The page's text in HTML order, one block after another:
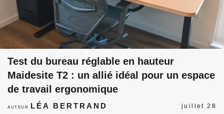
Test du bureau réglable en hauteur
Maidesite T2 : un allié idéal pour un espace
de travail ergonomique
AUTEUR LÉA BERTRAND juillet 28